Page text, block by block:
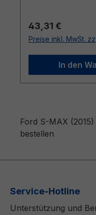
Regulärer Preis:
43,31 €
Preise inkl. MwSt.
In den
Ford S-MAX
bestellen
Service-Hotline
Unterstützung und